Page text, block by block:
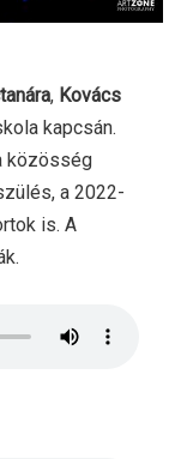
, Kovács
kapcsán.
közösség
a 2022-
is. A